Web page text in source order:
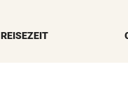
REISEZEIT